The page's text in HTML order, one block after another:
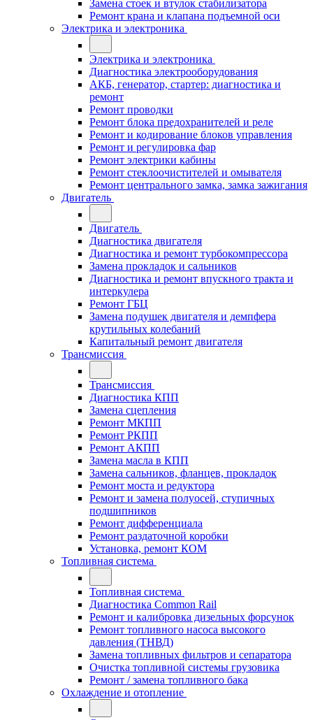
Замена стоек и втулок стабилизатора
Ремонт крана и клапана подъемной оси
Электрика и электроника
Электрика и электроника
Диагностика электрооборудования
АКБ, генератор, стартер: диагностика и
ремонт
Ремонт проводки
Ремонт блока предохранителей и реле
Ремонт и кодирование блоков управления
Ремонт и регулировка фар
Ремонт электрики кабины
Ремонт стеклоочистителей и омывателя
Ремонт центрального замка, замка зажигания
Двигатель
Двигатель
Диагностика двигателя
Диагностика и ремонт турбокомпрессора
Замена прокладок и сальников
Диагностика и ремонт впускного тракта и
интеркулера
Ремонт ГБЦ
Замена подушек двигателя и демпфера
крутильных колебаний
Капитальный ремонт двигателя
Трансмиссия
Трансмиссия
Диагностика КПП
Замена сцепления
Ремонт МКПП
Ремонт РКПП
Ремонт АКПП
Замена масла в КПП
Замена сальников, фланцев, прокладок
Ремонт моста и редуктора
Ремонт и замена полуосей, ступичных
подшипников
Ремонт дифференциала
Ремонт раздаточной коробки
Установка, ремонт КОМ
Топливная система
Топливная система
Диагностика Common Rail
Ремонт и калибровка дизельных форсунок
Ремонт топливного насоса высокого
давления (ТНВД)
Замена топливных фильтров и сепаратора
Очистка топливной системы грузовика
Ремонт / замена топливного бака
Охлаждение и отопление